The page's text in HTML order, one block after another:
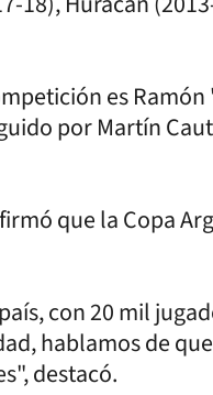
es
por Martín
que la Copa
con 20 mil
hablamos de
destacó.